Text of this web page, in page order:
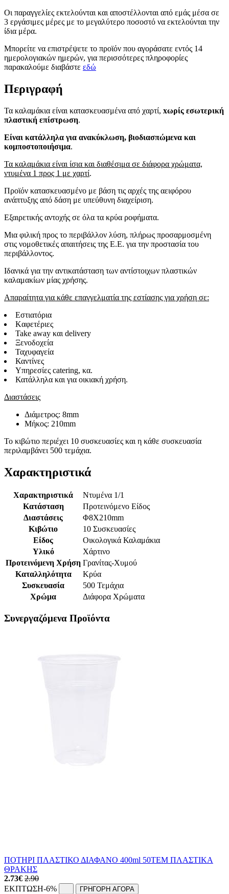
Οι παραγγελίες εκτελούνται και αποστέλλονται από εμάς μέσα σε
3 εργάσιμες μέρες με το μεγαλύτερο ποσοστό να εκτελούνται την
ίδια μέρα.
Μπορείτε να επιστρέψετε το προϊόν που αγοράσατε εντός 14
ημερολογιακών ημερών, για περισσότερες πληροφορίες
παρακαλούμε διαβάστε εδώ
Περιγραφή
Τα καλαμάκια είναι κατασκευασμένα από χαρτί, xωρίς εσωτερική
πλαστική επίστρωση.
Είναι κατάλληλα για ανακύκλωση, βιοδιασπώμενα και
κομποστοποιήσιμα.
Τα καλαμάκια είναι ίσια και διαθέσιμα σε διάφορα χρώματα,
ντυμένα 1 προς 1 με χαρτί.
Προϊόν κατασκευασμένο με βάση τις αρχές της αειφόρου
ανάπτυξης από δάση με υπεύθυνη διαχείριση.
Eξαιρετικής αντoχής σε όλα τα κρύα ροφήματα.
Μια φιλική προς το περιβάλλον λύση, πλήρως προσαρμοσμένη
στις νομοθετικές απαιτήσεις της Ε.Ε. για την προστασία του
περιβάλλοντος.
Ιδανικά για την αντικατάσταση των αντίστοιχων πλαστικών
καλαμακίων μίας χρήσης.
Απαραίτητα για κάθε επαγγελματία της εστίασης για χρήση σε:
Εστιατόρια
Kαφετέριες
Take away και delivery
Ξενοδοχεία
Ταχυφαγεία
Καντίνες
Υπηρεσίες catering, κα.
Κατάλληλα και για οικιακή χρήση.
Διαστάσεις
Διάμετρος: 8mm
Μήκος: 210mm
Το κιβώτιο περιέχει 10 συσκευασίες και η κάθε συσκευασία
περιλαμβάνει 500 τεμάχια.
Χαρακτηριστικά
Χαρακτηριστικά
Ντυμένα 1/1
Κατάσταση
Προτεινόμενο Είδος
Διαστάσεις
Φ8Χ210mm
Κιβώτιο
10 Συσκευασίες
Είδος
Οικολογικά Καλαμάκια
Υλικό
Χάρτινο
Προτεινόμενη Χρήση Γρανίτας-Χυμού
Καταλληλότητα
Κρύα
Συσκευασία
500 Τεμάχια
Χρώμα
Διάφορα Χρώματα
Συνεργαζόμενα Προϊόντα
ΠΟΤΗΡΙ ΠΛΑΣΤΙΚΟ ΔΙΑΦΑΝΟ 400ml 50ΤΕΜ ΠΛΑΣΤΙΚΑ
ΘΡΑΚΗΣ
2.73€ 2.90
ΕΚΠΤΩΣΗ-6% ΓΡΗΓΟΡΗ ΑΓΟΡΑ